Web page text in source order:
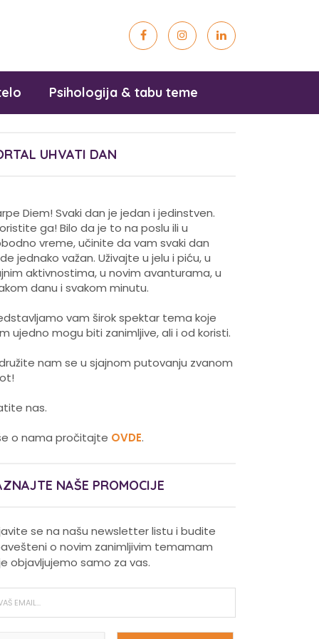
Psihologija & tabu teme
UHVATI DAN
Diem! Svaki dan je jedan i jedinstven.
ga! Bilo da je to na poslu ili u
vreme, učinite da vam svaki dan
jednako važan. Uživajte u jelu i piću, u
aktivnostima, u novim avanturama, u
danu i svakom minutu.
vam širok spektar tema koje
ujedno mogu biti zanimljive, ali i od koristi.
nam se u sjajnom putovanju zvanom
nas.
o nama pročitajte OVDE.
NAŠE PROMOCIJE
se na našu newsletter listu i budite
o novim zanimljivim temamam
objavljujemo samo za vas.
kosu